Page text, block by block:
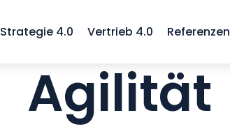
Strategie 4.0 Vertrieb 4.0 Referenzen
Agilität